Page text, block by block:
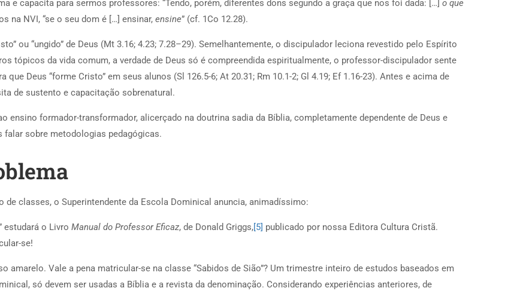
e capacita para sermos professores: “Tendo, porém, diferentes dons segundo a graça que nos foi dada: […] o que
na NVI, “se o seu dom é […] ensinar, ensine” (cf. 1Co 12.28).
ou “ungido” de Deus (Mt 3.16; 4.23; 7.28–29). Semelhantemente, o discipulador leciona revestido pelo Espírito
tópicos da vida comum, a verdade de Deus só é compreendida espiritualmente, o professor-discipulador sente
que Deus “forme Cristo” em seus alunos (Sl 126.5-6; At 20.31; Rm 10.1-2; Gl 4.19; Ef 1.16-23). Antes e acima de
de sustento e capacitação sobrenatural.
ensino formador-transformador, alicerçado na doutrina sadia da Bíblia, completamente dependente de Deus e
sobre metodologias pedagógicas.
classes, o Superintendente da Escola Dominical anuncia, animadíssimo:
estudará o Livro Manual do Professor Eficaz, de Donald Griggs,[5] publicado por nossa Editora Cultura Cristã.
se!
Vale a pena matricular-se na classe “Sabidos de Sião”? Um trimestre inteiro de estudos baseados em
só devem ser usadas a Bíblia e a revista da denominação. Considerando experiências anteriores, de